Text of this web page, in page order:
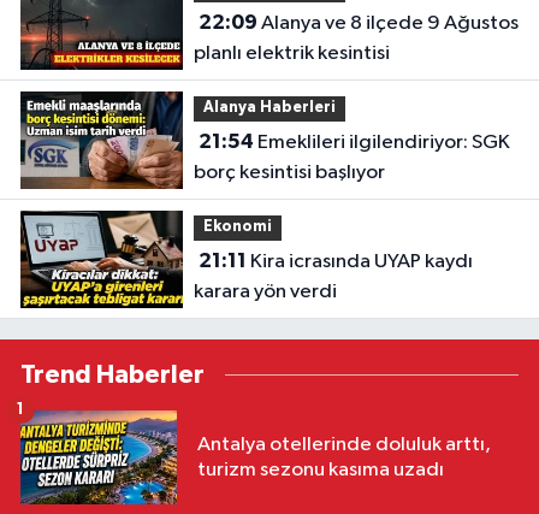
22:09
planlı elektrik kesintisi
Alanya Haberleri
21:54
borç kesintisi başlıyor
Ekonomi
21:11
karara yön verdi
Trend Haberler
Antalya otellerinde doluluk arttı,
turizm sezonu kasıma uzadı
1